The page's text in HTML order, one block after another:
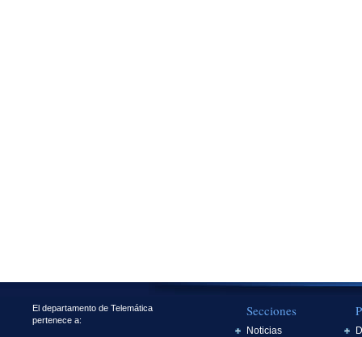
El departamento de Telemática
pertenece a:
Secciones
Noticias